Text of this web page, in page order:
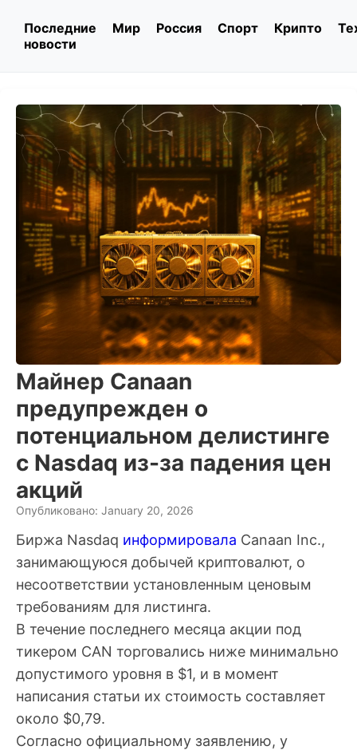
Последние
новости
Мир Россия Спорт Крипто
Майнер Canaan
предупрежден о
потенциальном делистинге
с Nasdaq из-за падения цен
акций
Опубликовано: January 20, 2026
Биржа Nasdaq информировала Canaan Inc.,
занимающуюся добычей криптовалют, о
несоответствии установленным ценовым
требованиям для листинга.
В течение последнего месяца акции под
тикером CAN торговались ниже минимально
допустимого уровня в $1, и в момент
написания статьи их стоимость составляет
около $0,79.
Согласно официальному заявлению, у